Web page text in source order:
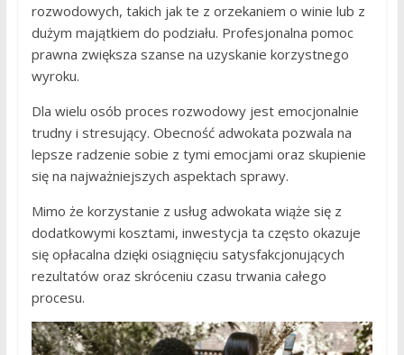
rozwodowych, takich jak te z orzekaniem o winie lub z
dużym majątkiem do podziału. Profesjonalna pomoc
prawna zwiększa szanse na uzyskanie korzystnego
wyroku.
Dla wielu osób proces rozwodowy jest emocjonalnie
trudny i stresujący. Obecność adwokata pozwala na
lepsze radzenie sobie z tymi emocjami oraz skupienie
się na najważniejszych aspektach sprawy.
Mimo że korzystanie z usług adwokata wiąże się z
dodatkowymi kosztami, inwestycja ta często okazuje
się opłacalna dzięki osiągnięciu satysfakcjonujących
rezultatów oraz skróceniu czasu trwania całego
procesu.